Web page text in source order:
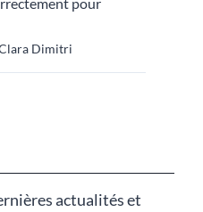
Dimitri
actualités et